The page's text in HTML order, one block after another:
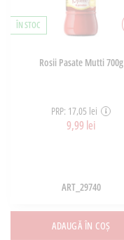
ÎN STOC
Rosii Pasate Mutti 700g
PRP: 17,05 lei
9,99 lei
ART_29740
ADAUGĂ ÎN COȘ